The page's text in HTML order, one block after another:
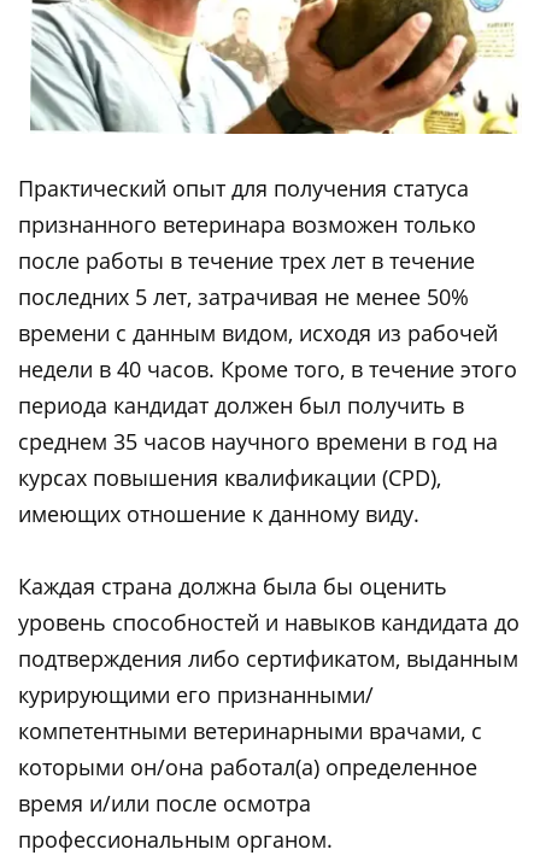
Практический опыт для получения статуса
признанного ветеринара возможен только
после работы в течение трех лет в течение
последних 5 лет, затрачивая не менее 50%
времени с данным видом, исходя из рабочей
недели в 40 часов. Кроме того, в течение этого
периода кандидат должен был получить в
среднем 35 часов научного времени в год на
курсах повышения квалификации (CPD),
имеющих отношение к данному виду.
Каждая страна должна была бы оценить
уровень способностей и навыков кандидата до
подтверждения либо сертификатом, выданным
курирующими его признанными/
компетентными ветеринарными врачами, с
которыми он/она работал(а) определенное
время и/или после осмотра
профессиональным органом.